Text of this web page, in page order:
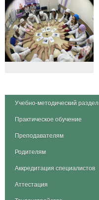
Учебно-методический раздел
Практическое обучение
Преподавателям
Родителям
Аккредитация специалистов
Аттестация